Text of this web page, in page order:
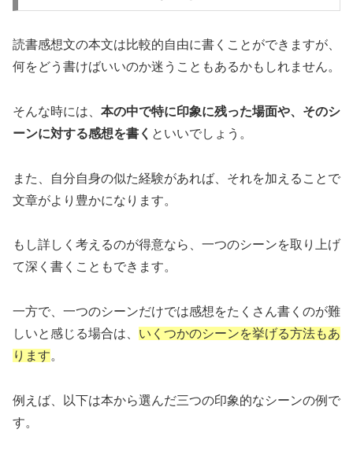
読書感想文の本文は比較的自由に書くことができますが、
何をどう書けばいいのか迷うこともあるかもしれません。
そんな時には、 本の中で特に印象に残った場面や、そのシ
ーンに対する感想を書く といいでしょう。
また、自分自身の似た経験があれば、それを加えることで
文章がより豊かになります。
もし詳しく考えるのが得意なら、一つのシーンを取り上げ
て深く書くこともできます。
一方で、一つのシーンだけでは感想をたくさん書くのが難
しいと感じる場合は、 いくつかのシーンを挙げる方法もあ
ります。
例えば、以下は本から選んだ三つの印象的なシーンの例で
す。